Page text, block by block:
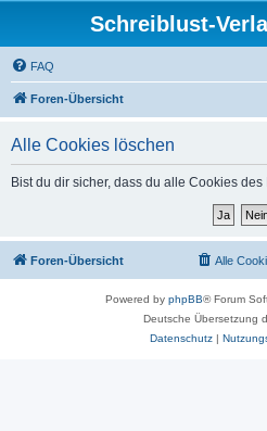
Schreiblust-
FAQ
Foren-Übersicht
Alle Cookies löschen
Bist du dir sicher, dass du alle Cookies
Foren-Übersicht Alle
Powered by phpBB® Forum
Deutsche Übersetzung
Datenschutz|